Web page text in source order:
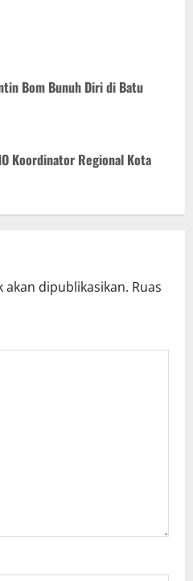
Bom Bunuh Diri di Batu
Koordinator Regional Kota
akan dipublikasikan. Ruas